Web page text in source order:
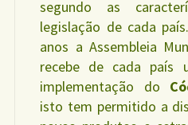
segundo as
legislação de cada
anos a Assembleia
recebe de cada país
implementação do
isto tem permitido a